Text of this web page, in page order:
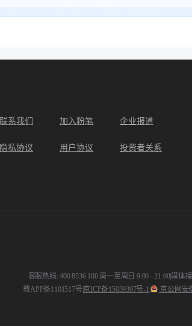
联系我们 加入粉笔 企业报道
隐私协议 用户协议 投资者关系
客服热线: 400 8536 100 周一至周日 9:00 - 21:00|媒体
教APP备1101517号 京ICP备15039397号-1 京公网安